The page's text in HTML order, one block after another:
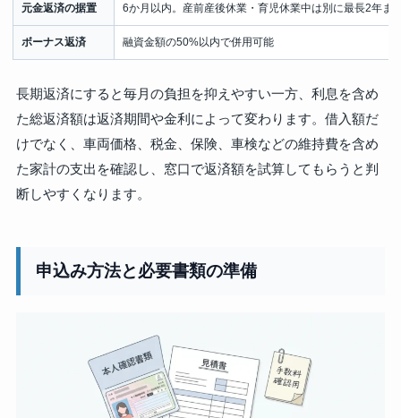
元金返済の据置 6か月以内。産前産後休業・育児休業中は別に最長2年ま
ボーナス返済 融資金額の50%以内で併用可能
長期返済にすると毎月の負担を抑えやすい一方、利息を含め
た総返済額は返済期間や金利によって変わります。借入額だ
けでなく、車両価格、税金、保険、車検などの維持費を含め
た家計の支出を確認し、窓口で返済額を試算してもらうと判
断しやすくなります。
申込み方法と必要書類の準備